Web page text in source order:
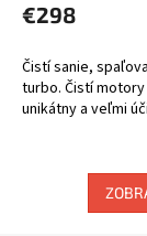
€298
Čistí sanie,
turbo. Čistí
unikátny a veľmi